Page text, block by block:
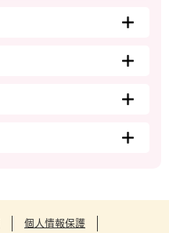
個人情報保護